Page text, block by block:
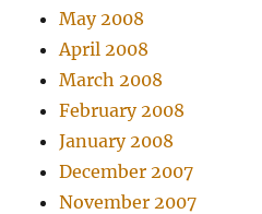
May 2008
April 2008
March 2008
February 2008
January 2008
December 2007
November 2007